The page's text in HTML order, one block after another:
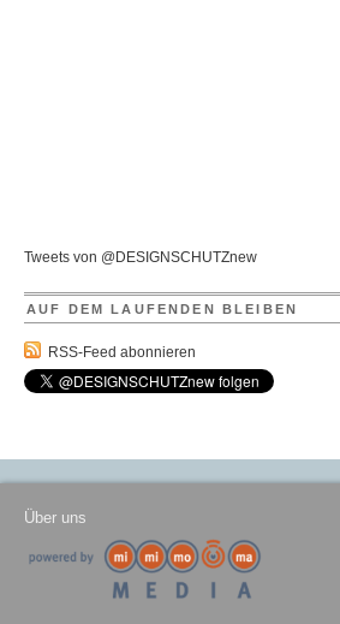
Tweets von @DESIGNSCHUTZnew
AUF DEM LAUFENDEN BLEIBEN
RSS-Feed abonnieren
Über uns